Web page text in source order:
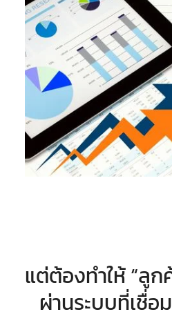
แต่ต้องทำให้ “ลูก
ผ่านระบบที่เชื่